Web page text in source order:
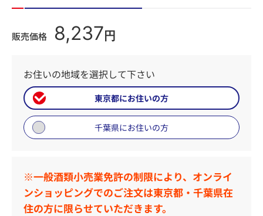
販売価格 8,237 円
お住いの地域を選択して下さい
東京都にお住いの方
千葉県にお住いの方
※一般酒類小売業免許の制限により、オンライ
ンショッピングでのご注文は東京都・千葉県在
住の方に限らせていただきます。